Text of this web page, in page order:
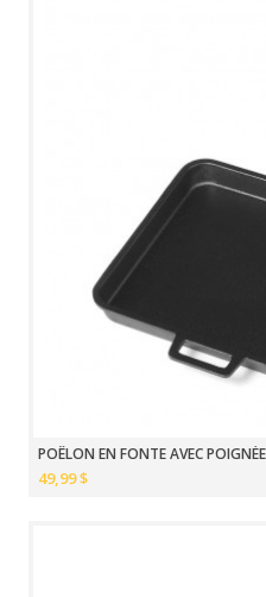
POÊLON EN FONTE AVEC
49,99 $